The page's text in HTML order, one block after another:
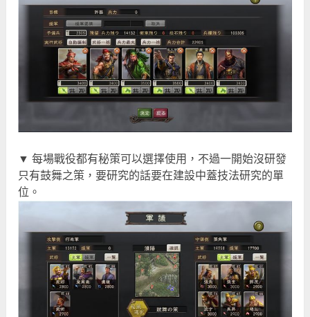
▼ 每場戰役都有秘策可以選擇使用，不過一開始沒研發
只有鼓舞之策，要研究的話要在建設中蓋技法研究的單
位。